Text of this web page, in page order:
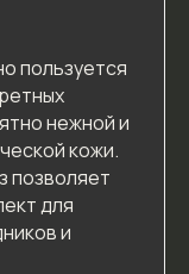
пользуется
нежной и
кожи.
позволяет
для
и